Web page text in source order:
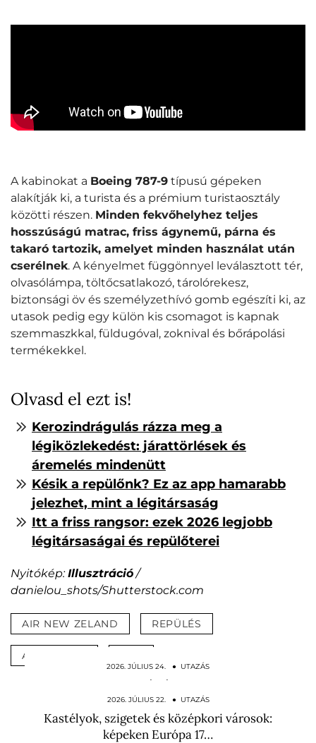
A kabinokat a Boeing 787-9 típusú gépeken
alakítják ki, a turista és a prémium turistaosztály
közötti részen. Minden fekvőhelyhez teljes
hosszúságú matrac, friss ágynemű, párna és
takaró tartozik, amelyet minden használat után
cserélnek. A kényelmet függönnyel leválasztott tér,
olvasólámpa, töltőcsatlakozó, tárolórekesz,
biztonsági öv és személyzethívó gomb egészíti ki, az
utasok pedig egy külön kis csomagot is kapnak
szemmaszkkal, füldugóval, zoknival és bőrápolási
termékekkel.
Olvasd el ezt is!
Kerozindrágulás rázza meg a
légiközlekedést: járattörlések és
áremelés mindenütt
Késik a repülőnk? Ez az app hamarabb
jelezhet, mint a légitársaság
Itt a friss rangsor: ezek 2026 legjobb
légitársaságai és repülőterei
Nyitókép:Illusztráció/
danielou_shots/Shutterstock.com
AIR NEW ZELAND REPÜLÉS
ALVÓFÜLKE
2026. JÚLIUS 24. ● UTAZÁS
Nem véletlenül imádják a magyarok: ez a
főváros lett Európa…
2026. JÚLIUS 22. ● UTAZÁS
Kastélyok, szigetek és középkori városok:
képeken Európa 17…